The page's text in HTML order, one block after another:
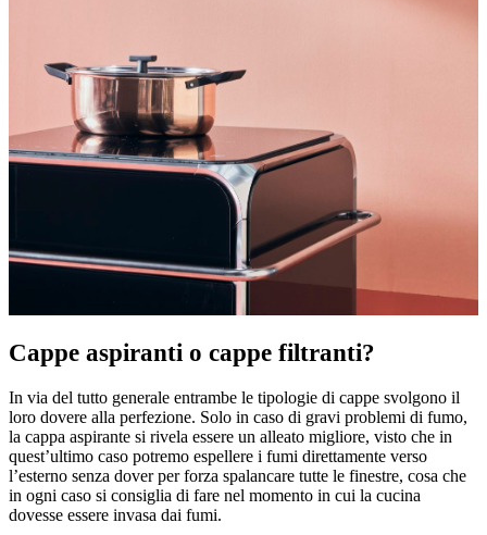
Cappe aspiranti o cappe filtranti?
In via del tutto generale entrambe le tipologie di cappe svolgono il
loro dovere alla perfezione. Solo in caso di gravi problemi di fumo,
la cappa aspirante si rivela essere un alleato migliore, visto che in
quest’ultimo caso potremo espellere i fumi direttamente verso
l’esterno senza dover per forza spalancare tutte le finestre, cosa che
in ogni caso si consiglia di fare nel momento in cui la cucina
dovesse essere invasa dai fumi.